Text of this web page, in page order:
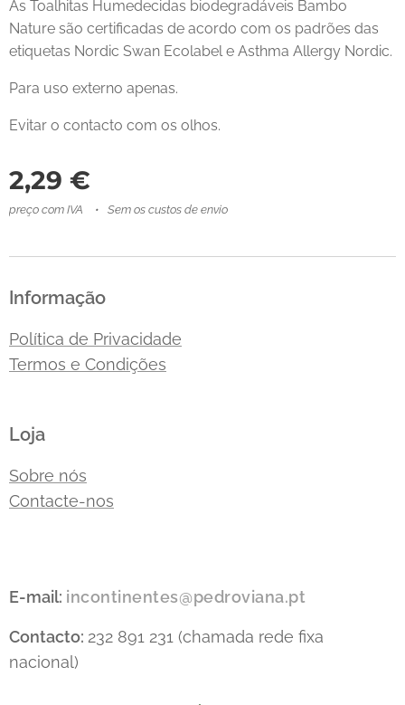
As Toalhitas Humedecidas biodegradáveis Bambo
Nature são certificadas de acordo com os padrões das
etiquetas Nordic Swan Ecolabel e Asthma Allergy Nordic.
Para uso externo apenas.
Evitar o contacto com os olhos.
2,29 €
preço com IVA Sem os custos de envio
Informação
Política de Privacidade
Termos e Condições
Loja
Sobre nós
Contacte-nos
E-mail: incontinentes@pedroviana.pt
Contacto: 232 891 231 (chamada rede fixa
nacional)